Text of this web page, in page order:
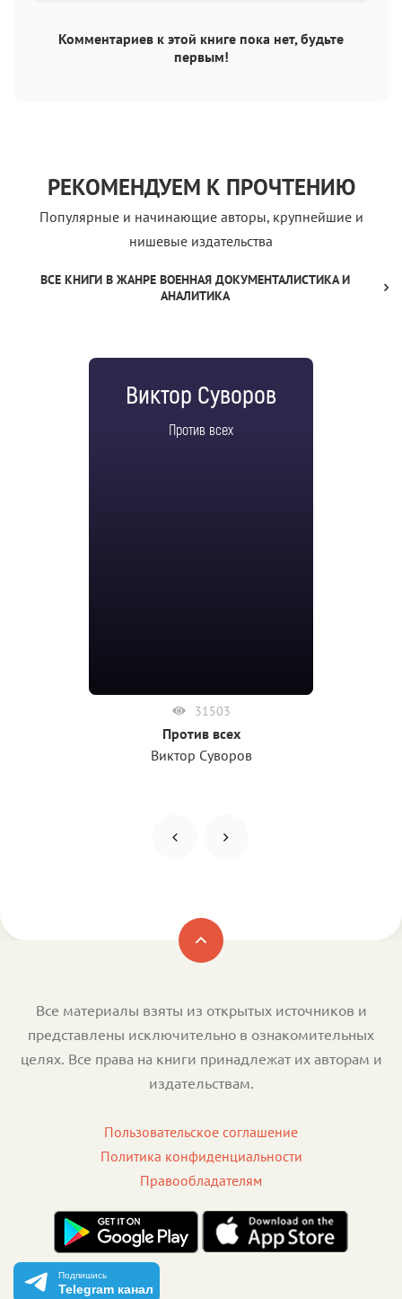
Комментариев к этой книге пока нет, будьте
первым!
РЕКОМЕНДУЕМ К ПРОЧТЕНИЮ
Популярные и начинающие авторы, крупнейшие и
нишевые издательства
ВСЕ КНИГИ В ЖАНРЕ ВОЕННАЯ ДОКУМЕНТАЛИСТИКА И
АНАЛИТИКА
Виктор Суворов
Против всех
31503
Против всех
Виктор Суворов
Все материалы взяты из открытых источников и
представлены исключительно в ознакомительных
целях. Все права на книги принадлежат их авторам и
издательствам.
Пользовательское соглашение
Политика конфиденциальности
Правообладателям
Подпишись
Telegram канал